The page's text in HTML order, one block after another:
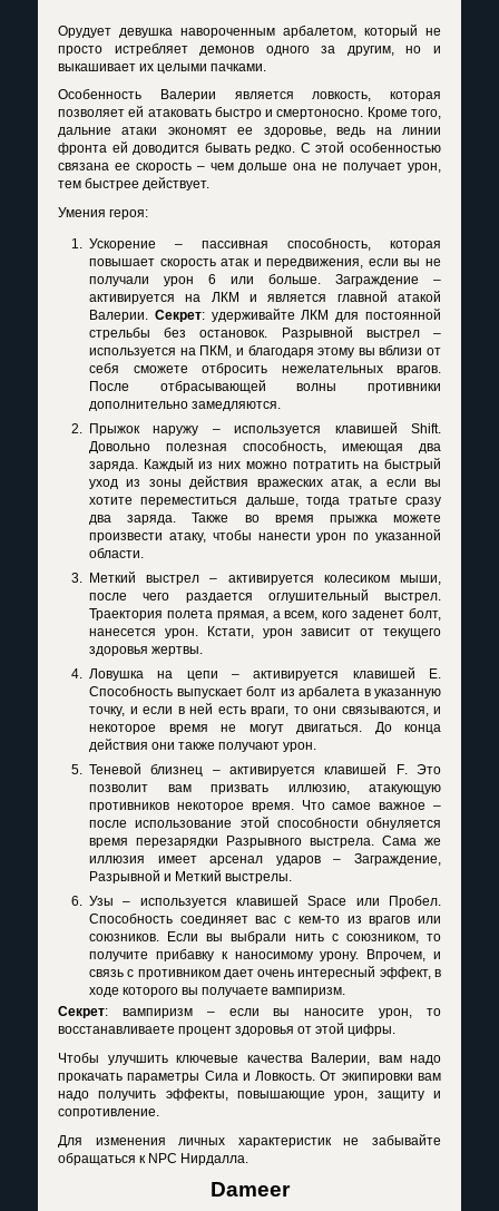
Орудует девушка навороченным арбалетом, который не
просто истребляет демонов одного за другим, но и
выкашивает их целыми пачками.
Особенность Валерии является ловкость, которая
позволяет ей атаковать быстро и смертоносно. Кроме того,
дальние атаки экономят ее здоровье, ведь на линии
фронта ей доводится бывать редко. С этой особенностью
связана ее скорость – чем дольше она не получает урон,
тем быстрее действует.
Умения героя:
Ускорение – пассивная способность, которая
повышает скорость атак и передвижения, если вы не
получали урон 6 или больше. Заграждение –
активируется на ЛКМ и является главной атакой
Валерии. Секрет: удерживайте ЛКМ для постоянной
стрельбы без остановок. Разрывной выстрел –
используется на ПКМ, и благодаря этому вы вблизи от
себя сможете отбросить нежелательных врагов.
После отбрасывающей волны противники
дополнительно замедляются.
Прыжок наружу – используется клавишей Shift.
Довольно полезная способность, имеющая два
заряда. Каждый из них можно потратить на быстрый
уход из зоны действия вражеских атак, а если вы
хотите переместиться дальше, тогда тратьте сразу
два заряда. Также во время прыжка можете
произвести атаку, чтобы нанести урон по указанной
области.
Меткий выстрел – активируется колесиком мыши,
после чего раздается оглушительный выстрел.
Траектория полета прямая, а всем, кого заденет болт,
нанесется урон. Кстати, урон зависит от текущего
здоровья жертвы.
Ловушка на цепи – активируется клавишей
E.
Способность выпускает болт из арбалета в указанную
точку, и если в ней есть враги, то они связываются, и
некоторое время не могут двигаться. До конца
действия они также получают урон.
Теневой близнец – активируется клавишей
F. Это
позволит вам призвать иллюзию, атакующую
противников некоторое время. Что самое важное –
после использование этой способности обнуляется
время перезарядки Разрывного выстрела. Сама же
иллюзия имеет арсенал ударов – Заграждение,
Разрывной и Меткий выстрелы.
Узы – используется клавишейSpace
или Пробел.
Способность соединяет вас с кем-то из врагов или
союзников. Если вы выбрали нить с союзником, то
получите прибавку к наносимому урону. Впрочем, и
связь с противником дает очень интересный эффект, в
ходе которого вы получаете вампиризм.
Секрет: вампиризм – если вы наносите урон, то
восстанавливаете процент здоровья от этой цифры.
Чтобы улучшить ключевые качества Валерии, вам надо
прокачать параметры Сила и Ловкость. От экипировки вам
надо получить эффекты, повышающие урон, защиту и
сопротивление.
Для изменения личных характеристик не забывайте
обращаться к NPC Нирдалла.
Dameer